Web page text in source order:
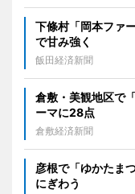
下條村「岡本ファ
で甘み強く
飯田経済新聞
倉敷・美観地区で
ーマに28点
倉敷経済新聞
彦根で「ゆかたま
にぎわう